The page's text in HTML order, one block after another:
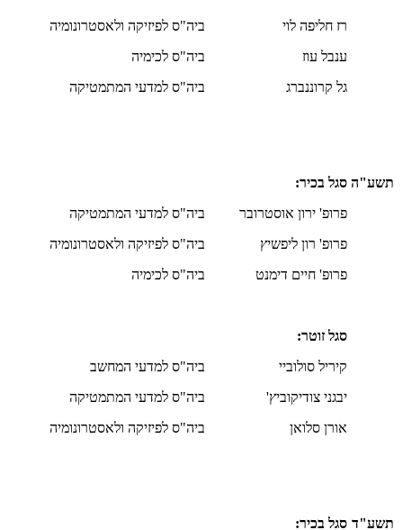
רז חליפה לוי
ענבל עוז
גל קרוננברג
ביה"ס לפיזיקה ולאסטרונומיה
ביה"ס לכימיה
ביה"ס למדעי המתמטיקה
תשע"ה סגל בכיר:
פרופ' ירון אוסטרובר
פרופ' רון ליפשיץ
פרופ' חיים דימנט
סגל זוטר:
קיריל סולוביי
יבגני צודיקוביץ'
אורן סלואן
ביה"ס למדעי המתמטיקה
ביה"ס לפיזיקה ולאסטרונומיה
ביה"ס לכימיה
ביה"ס למדעי המחשב
ביה"ס למדעי המתמטיקה
ביה"ס לפיזיקה ולאסטרונומיה
תשע"ד סגל בכיר: